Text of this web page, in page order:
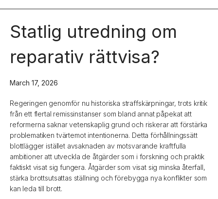
Statlig utredning om
reparativ rättvisa?
March 17, 2026
Regeringen genomför nu historiska straffskärpningar, trots kritik
från ett flertal remissinstanser som bland annat påpekat att
reformerna saknar vetenskaplig grund och riskerar att förstärka
problematiken tvärtemot intentionerna. Detta förhållningssätt
blottlägger istället avsaknaden av motsvarande kraftfulla
ambitioner att utveckla de åtgärder som i forskning och praktik
faktiskt visat sig fungera. Åtgärder som visat sig minska återfall,
stärka brottsutsattas ställning och förebygga nya konflikter som
kan leda till brott.